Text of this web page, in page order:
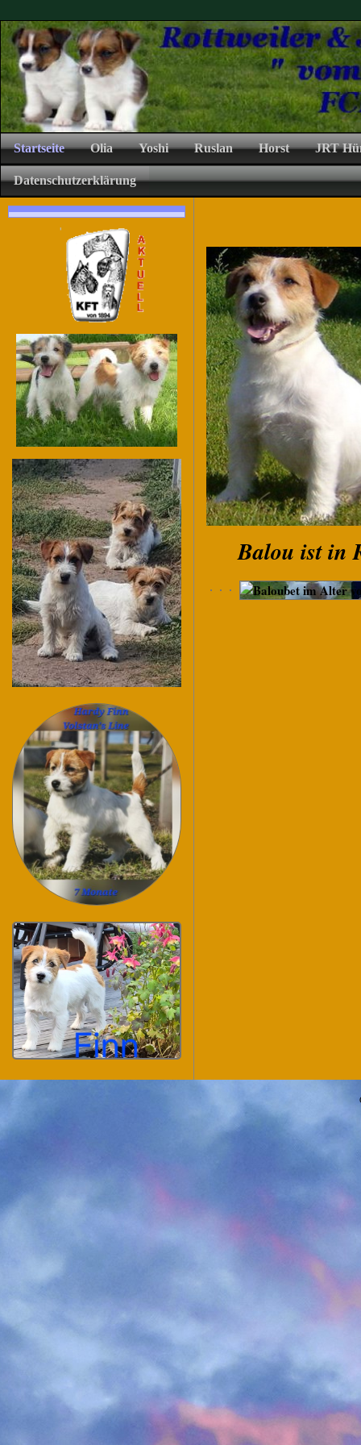
Startseite Olia Yoshi Ruslan Horst JRT
Datenschutzerklärung
Balou ist in